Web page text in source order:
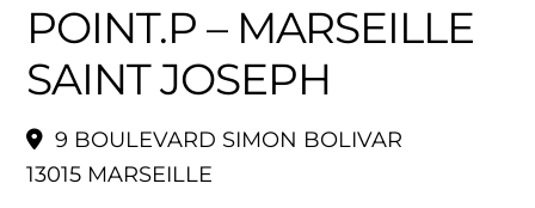
POINT.P – MARSEILLE
SAINT JOSEPH
9 BOULEVARD SIMON BOLIVAR
13015 MARSEILLE